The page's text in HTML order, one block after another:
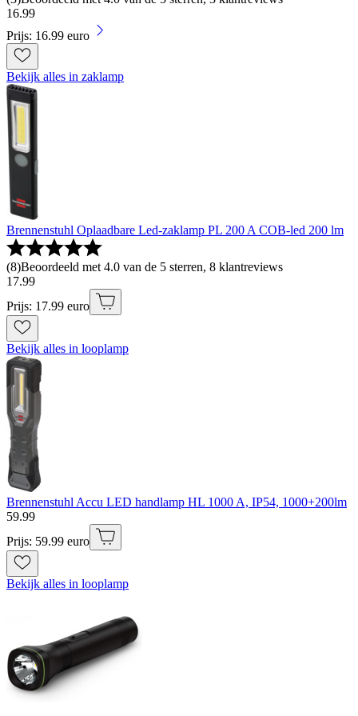
16.99
Prijs: 16.99 euro
Bekijk alles in zaklamp
Brennenstuhl Oplaadbare Led-zaklamp PL 200 A COB-led 200 lm
(8)Beoordeeld met 4.0 van de 5 sterren, 8 klantreviews
17.99
Prijs: 17.99 euro
Bekijk alles in looplamp
Brennenstuhl Accu LED handlamp HL 1000 A, IP54, 1000+200lm
59.99
Prijs: 59.99 euro
Bekijk alles in looplamp